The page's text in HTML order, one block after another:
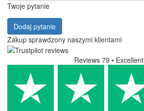
Twoje pytanie
Dodaj pytanie
Zakup sprawdzony naszymi klientami
Reviews 79 • Excellent